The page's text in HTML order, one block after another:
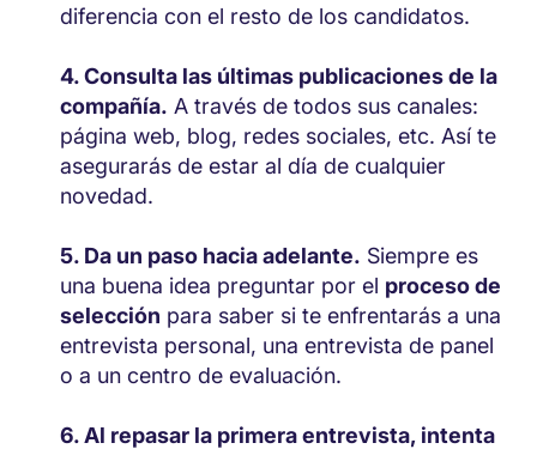
diferencia con el resto de los candidatos.
Consulta las últimas publicaciones de la
compañía. A través de todos sus canales:
página web, blog, redes sociales, etc. Así te
asegurarás de estar al día de cualquier
novedad.
Da un paso hacia adelante. Siempre es
una buena idea preguntar por el proceso de
selección para saber si te enfrentarás a una
entrevista personal, una entrevista de panel
o a un centro de evaluación.
Al repasar la primera entrevista, intenta